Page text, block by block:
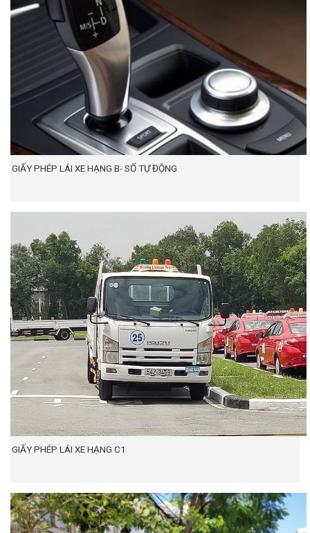
GIẤY PHÉP LÁI XE HẠNG B- SỐ TỰ ĐỘNG
GIẤY PHÉP LÁI XE HẠNG C1